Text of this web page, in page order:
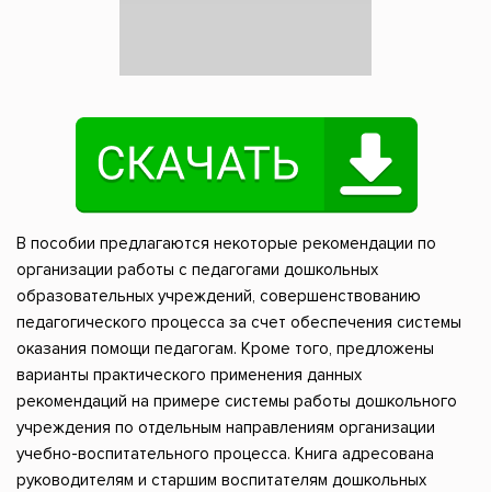
В пособии предлагаются некоторые рекомендации по
организации работы с педагогами дошкольных
образовательных учреждений, совершенствованию
педагогического процесса за счет обеспечения системы
оказания помощи педагогам. Кроме того, предложены
варианты практического применения данных
рекомендаций на примере системы работы дошкольного
учреждения по отдельным направлениям организации
учебно-воспитательного процесса. Книга адресована
руководителям и старшим воспитателям дошкольных